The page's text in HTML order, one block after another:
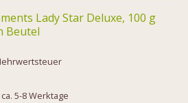
Lady Star Deluxe, 100 g
Beutel
5-8 Werktage